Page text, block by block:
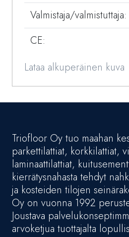
Valmistaja/valmistuttaja:
CE:
Lataa alkuperäinen kuva
Triofloor Oy tuo maahan
parkettilattiat, korkkilattiat,
laminaattilattiat,
kierrätysnahasta tehdyt
ja kosteiden tilojen
Oy on vuonna 1992
Joustava
arvoketjua tuottajalta